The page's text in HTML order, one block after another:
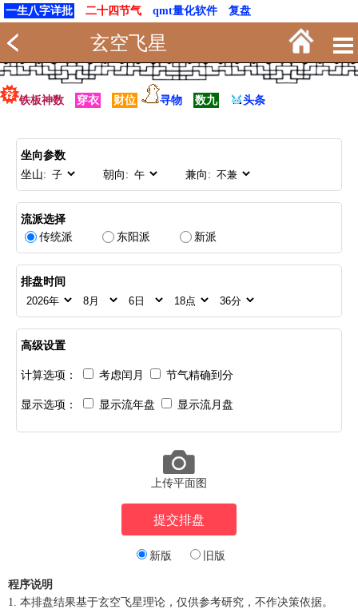
一生八字详批 二十四节气 qmt量化软件 复盘
玄空飞星
铁板神数 穿衣 财位 寻物 数九 头条
坐向参数
坐山:
朝向: 兼向:
流派选择
传统派
东阳派 新派
排盘时间
高级设置
计算选项： 考虑闰月 节气精确到分
显示选项： 显示流年盘 显示流月盘
上传平面图
新版 旧版
程序说明
1. 本排盘结果基于玄空飞星理论，仅供参考研究，不作决策依据。